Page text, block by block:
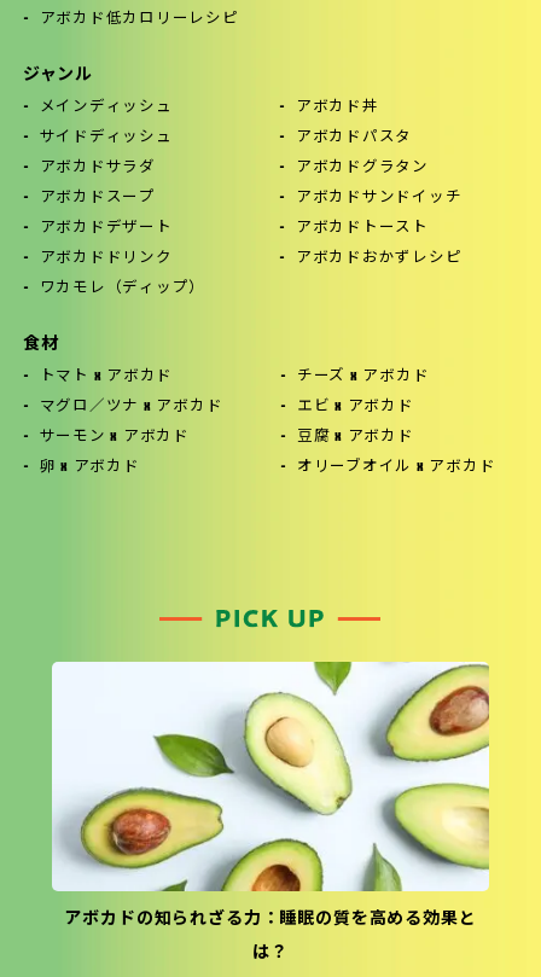
アボカド低カロリーレシピ
ジャンル
メインディッシュ
サイドディッシュ
アボカドサラダ
アボカドスープ
アボカドデザート
アボカドドリンク
ワカモレ（ディップ）
アボカド丼
アボカドパスタ
アボカドグラタン
アボカドサンドイッチ
アボカドトースト
アボカドおかずレシピ
食材
トマト x アボカド チーズ x アボカド
マグロ／ツナ x アボカド エビ x アボカド
サーモン x アボカド 豆腐 x アボカド
卵 x アボカド オリーブオイル x アボカド
アボカドの知られざる力：睡眠の質を高める効果と
は？